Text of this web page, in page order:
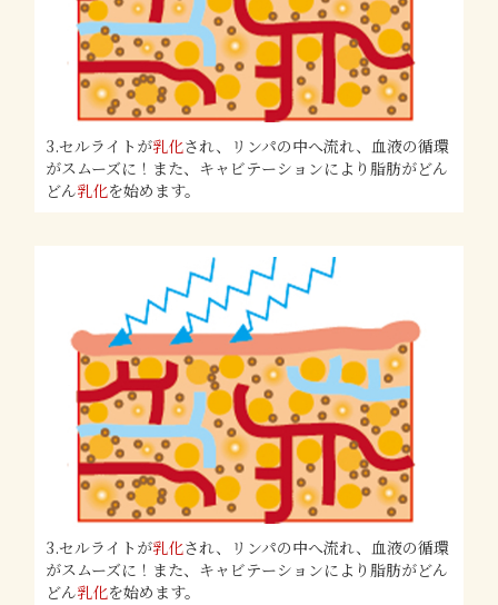
3.セルライトが乳化され、リンパの中へ流れ、血液の循環
がスムーズに！また、キャビテーションにより脂肪がどん
どん乳化を始めます。
3.セルライトが乳化され、リンパの中へ流れ、血液の循環
がスムーズに！また、キャビテーションにより脂肪がどん
どん乳化を始めます。